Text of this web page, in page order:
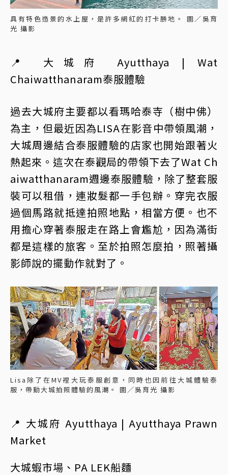
具有特色造景的水上屋，是許多網紅的打卡勝地。 圖／吳育
光 攝影
📍 大城府 Ayutthaya | Wat
Chaiwatthanaram泰服體驗
過去大城府主要都以看瑪哈泰寺（樹中佛）
為主，但最近因為LISA在影音中帶領風潮，
大城周邊結合泰服體驗的店家也開始跟著火
熱起來。這次在泰觀局的帶領下去了Wat Ch
aiwatthanaram週邊泰服體驗，除了整套服
裝可以租借，連妝髮都一手包辦。穿完衣服
過個馬路就抵達拍照地點，相當方便。也不
用擔心穿著泰服走在路上會尷尬，因為滿街
都是這樣的旅客。至於拍照怎麼拍，照著攝
影師說的擺動作就對了。
Lisa除了在MV裡大玩泰服創意，同時也因前往大城體驗泰
服，帶動大城拍照體驗的風潮。 圖／吳育光 攝影
📍 大城府 Ayutthaya | Ayutthaya Prawn
Market
大城蝦市場、PA LEK船麵